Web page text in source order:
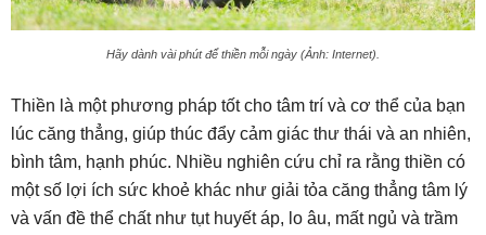
Hãy dành vài phút để thiền mỗi ngày (Ảnh: Internet).
Thiền là một phương pháp tốt cho tâm trí và cơ thể của bạn
lúc căng thẳng, giúp thúc đẩy cảm giác thư thái và an nhiên,
bình tâm, hạnh phúc. Nhiều nghiên cứu chỉ ra rằng thiền có
một số lợi ích sức khoẻ khác như giải tỏa căng thẳng tâm lý
và vấn đề thể chất như tụt huyết áp, lo âu, mất ngủ và trầm